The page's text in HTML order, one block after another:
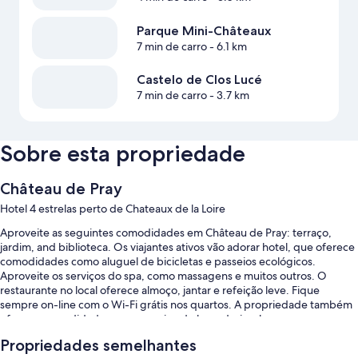
Parque Mini-Châteaux
7 min de carro- 6.1 km
Castelo de Clos Lucé
7 min de carro- 3.7 km
Sobre esta propriedade
Château de Pray
Hotel 4 estrelas perto de Chateaux de la Loire
Aproveite as seguintes comodidades em Château de Pray: terraço,
jardim, and biblioteca. Os viajantes ativos vão adorar hotel, que oferece
comodidades como aluguel de bicicletas e passeios ecológicos.
Aproveite os serviços do spa, como massagens e muitos outros. O
restaurante no local oferece almoço, jantar e refeição leve. Fique
sempre on-line com o Wi-Fi grátis nos quartos. A propriedade também
oferece comodidades como serviço de lavanderia e lavagem a seco e
Propriedades semelhantes